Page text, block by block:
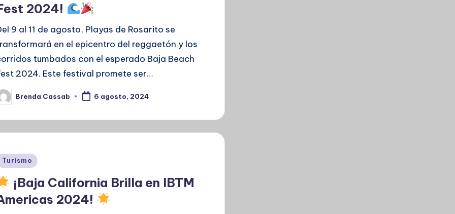
2024!
9 al 11 de agosto, Playas de Rosarito se
en el epicentro del reggaetón y los
tumbados con el esperado Baja Beach
2024. Este festival promete ser…
Brenda Cassab 6 agosto, 2024
Turismo
¡Baja California Brilla en IBTM
2024!